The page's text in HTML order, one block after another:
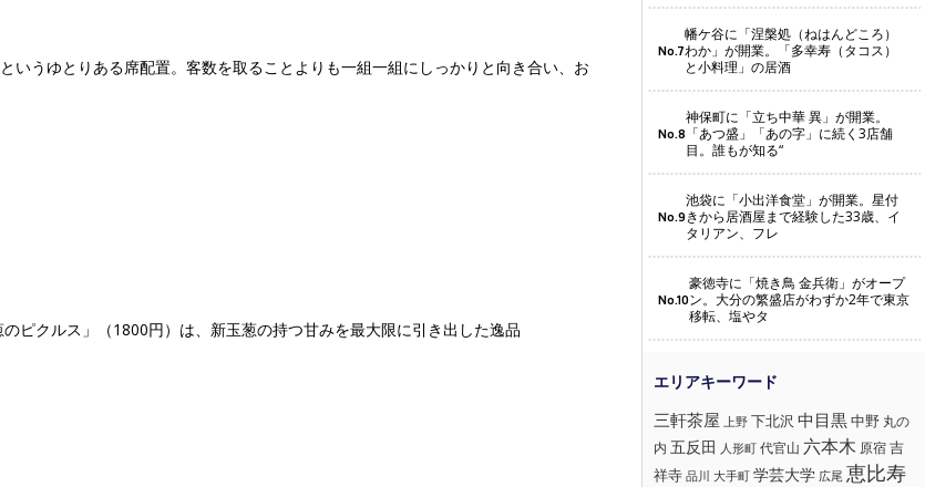
いうゆとりある席配置。客数を取ることよりも一組一組にしっかりと向き合い、お
ピクルス」（1800円）は、新玉葱の持つ甘みを最大限に引き出した逸品
No.7
幡ケ谷に「涅槃処（ねはんどころ）
わか」が開業。「多幸寿（タコス）
と小料理」の居酒
No.8
神保町に「立ち中華 異」が開業。
「あつ盛」「あの字」に続く3店舗
目。誰もが知る“
No.9
池袋に「小出洋食堂」が開業。星付
きから居酒屋まで経験した33歳、イ
タリアン、フレ
No.10
豪徳寺に「焼き鳥 金兵衛」がオープ
ン。大分の繁盛店がわずか2年で東京
移転、塩やタ
三軒茶屋 上野 下北沢 中目黒中野 丸の
内 五反田 人形町 代官山 六本木 原宿 吉
祥寺 品川 大手町 学芸大学 広尾 恵比寿